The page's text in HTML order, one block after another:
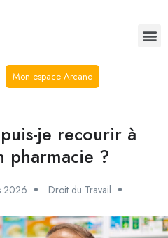
Mon espace Arcane
je recourir à
pharmacie ?
2026 Droit du Travail